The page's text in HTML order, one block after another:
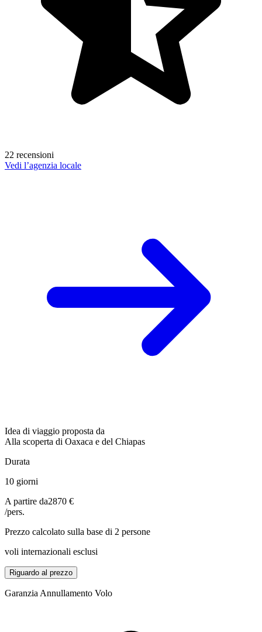
22 recensioni
Vedi l’agenzia locale
Idea di viaggio proposta da
Alla scoperta di Oaxaca e del Chiapas
Durata
10 giorni
A partire da2870 €
/pers.
Prezzo calcolato sulla base di 2 persone
voli internazionali esclusi
Riguardo al prezzo
Garanzia Annullamento Volo